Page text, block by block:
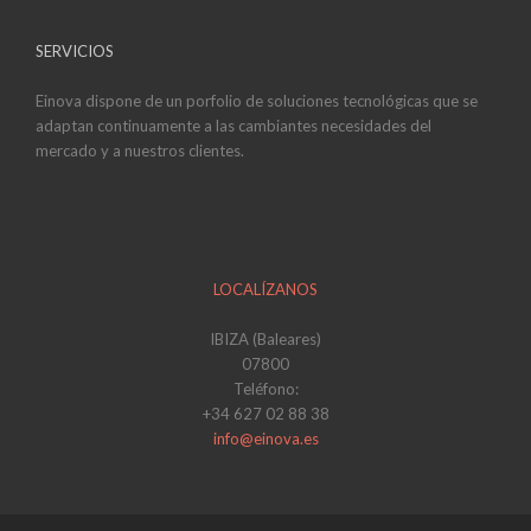
SERVICIOS
Einova dispone de un porfolio de soluciones tecnológicas que se
adaptan continuamente a las cambiantes necesidades del
mercado y a nuestros clientes.
LOCALÍZANOS
IBIZA (Baleares)
07800
Teléfono:
+34 627 02 88 38
info@einova.es